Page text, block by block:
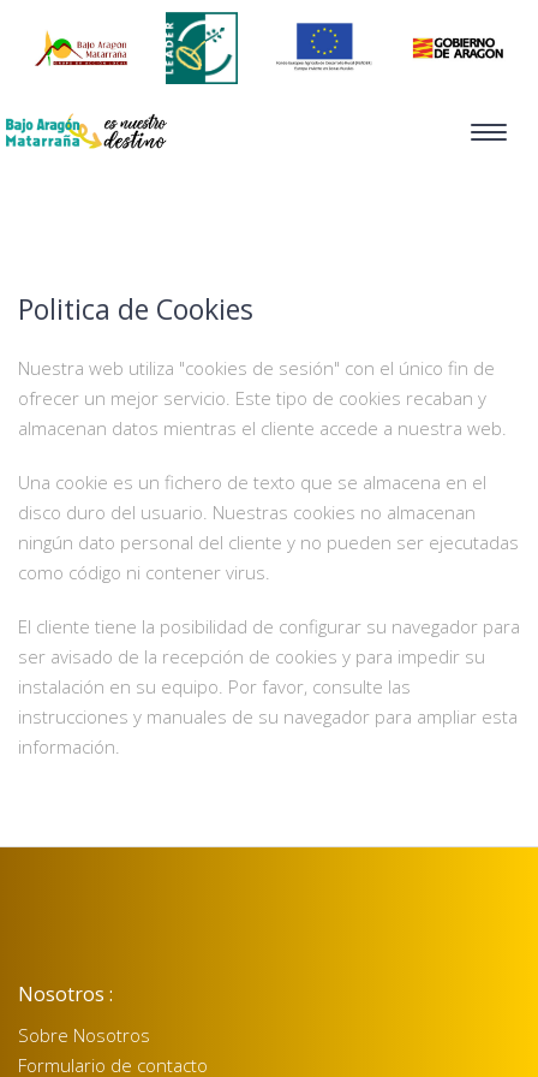
Toggle
Politica de Cookies
Nuestra web utiliza "cookies de sesión" con el único fin de
ofrecer un mejor servicio. Este tipo de cookies recaban y
almacenan datos mientras el cliente accede a nuestra web.
Una cookie es un fichero de texto que se almacena en el
disco duro del usuario. Nuestras cookies no almacenan
ningún dato personal del cliente y no pueden ser ejecutadas
como código ni contener virus.
El cliente tiene la posibilidad de configurar su navegador para
ser avisado de la recepción de cookies y para impedir su
instalación en su equipo. Por favor, consulte las
instrucciones y manuales de su navegador para ampliar esta
información.
Nosotros :
Sobre Nosotros
Formulario de contacto